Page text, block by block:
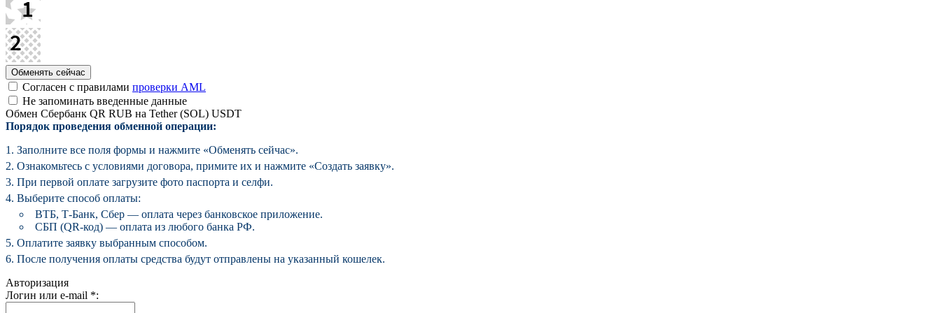
Согласен с правилами проверки AML
Не запоминать введенные данные
Обмен Сбербанк QR RUB на Tether (SOL) USDT
Порядок проведения обменной операции:
Заполните все поля формы и нажмите «Обменять сейчас».
Ознакомьтесь с условиями договора, примите их и нажмите «Создать заявку».
При первой оплате загрузите фото паспорта и селфи.
Выберите способ оплаты:
ВТБ, Т-Банк, Сбер — оплата через банковское приложение.
СБП (QR-код) — оплата из любого банка РФ.
Оплатите заявку выбранным способом.
После получения оплаты средства будут отправлены на указанный кошелек.
Авторизация
Логин или e-mail *: